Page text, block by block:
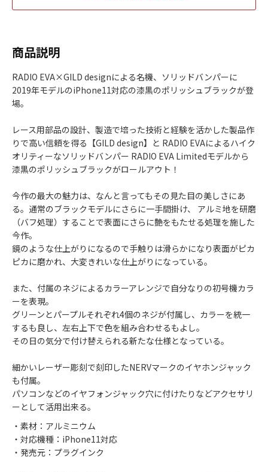
商品説明
RADIO EVA×GILD designによる名機、ソリッドバンパーに
2019年モデルのiPhone11対応の漆黒のポリッシュブラックが登
場。
レース用部品の設計、製造で培った技術と経験を活かした製品作
りで高い信頼を得る【GILD design】と RADIO EVAによるハイク
オリティーなソリッドバンパー RADIO EVA Limitedモデルから
漆黒のポリッシュブラックがロールアウト！
今作の最大の魅力は、なんと言ってもその見た目の美しさにあ
る。通常のブラックモデルにさらに一手間掛け、 アルミ地を研磨
（バフ処理）することで表面にさらに艶をもたせる処理を施した
今作。
鏡のような仕上がりになるので手触りは滑らかになり表面がピカ
ピカに磨かれ、大変きれいな仕上がりになっている。
また、付属のネジによるカラーアレンジで自分なりの初号機カラ
ーを表現。
グリーンとパープルそれぞれ4個のネジが付属し、カラーを統一
するも良し、左右上下で色を組み合わせるもよし。
その日の気分で付け替えられる新たな仕様となっている。
細かいレーザー彫刻で刻印したNERVマークのイヤホンジャック
も付属。
パソコンなどのイヤフォンジャック穴に付けたりなどアクセサリ
ーとして活用出来る。
・素材：アルミニウム
・対応機種：iPhone11対応
・発売元：プラグインク